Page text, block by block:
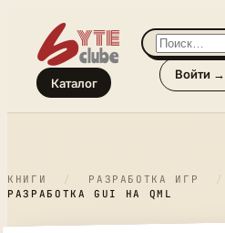
Каталог
Войти →
КНИГИ / РАЗРАБОТКА ИГР /
РАЗРАБОТКА GUI НА QML